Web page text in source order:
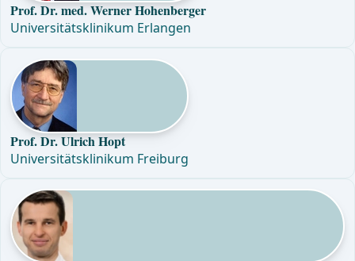
Prof. Dr. med. Werner Hohenberger
Universitätsklinikum Erlangen
Prof. Dr. Ulrich Hopt
Universitätsklinikum Freiburg